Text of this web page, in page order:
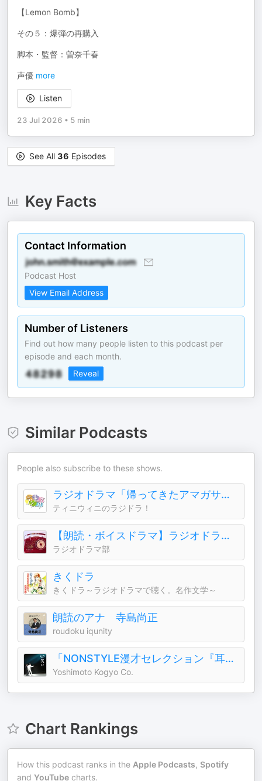
【Lemon Bomb】
その５：爆弾の再購入
脚本・監督：曽奈千春
声優 more
Listen
23 Jul 2026 • 5 min
See All 36 Episodes
Key Facts
Contact Information
Podcast Host
View Email Address
Number of Listeners
Find out how many people listen to this podcast per
episode and each month.
Reveal
Similar Podcasts
People also subscribe to these shows.
ラジオドラマ「帰ってきたアマガサキ探偵」「GO！GO！AMAⅤ！」ティニチャンネル１
ティニウィニのラジドラ！
【朗読・ボイスドラマ】ラジオドラマ部
ラジオドラマ部
きくドラ
きくドラ～ラジオドラマで聴く。名作文学～
朗読のアナ 寺島尚正
roudoku iqunity
「NONSTYLE漫才セレクション『耳笑い』」
Yoshimoto Kogyo Co.
Chart Rankings
How this podcast ranks in the Apple Podcasts, Spotify
and YouTube charts.